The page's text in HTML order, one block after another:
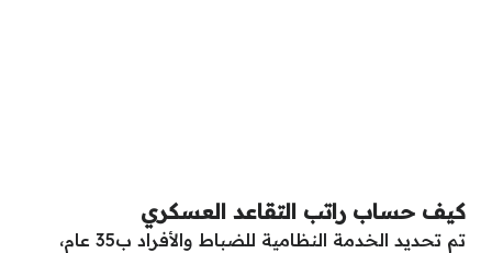
كيف حساب راتب التقاعد العسكري
تم تحديد الخدمة النظامية للضباط والأفراد ب35 عام،